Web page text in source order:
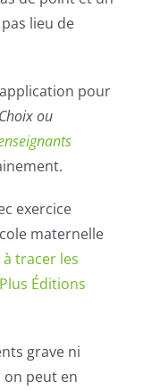
lieu de
pour
ou
exercice
maternelle
à tracer les
Éditions
grave ni
on peut en